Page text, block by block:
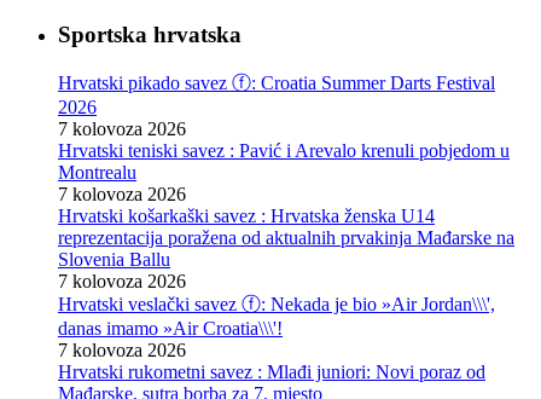
Sportska hrvatska
Hrvatski pikado savez ⓕ: Croatia Summer Darts Festival
2026
7 kolovoza 2026
Hrvatski teniski savez : Pavić i Arevalo krenuli pobjedom u
Montrealu
7 kolovoza 2026
Hrvatski košarkaški savez : Hrvatska ženska U14
reprezentacija poražena od aktualnih prvakinja Mađarske na
Slovenia Ballu
7 kolovoza 2026
Hrvatski veslački savez ⓕ: Nekada je bio »Air Jordan\\\',
danas imamo »Air Croatia\\\'!
7 kolovoza 2026
Hrvatski rukometni savez : Mlađi juniori: Novi poraz od
Mađarske, sutra borba za 7. mjesto